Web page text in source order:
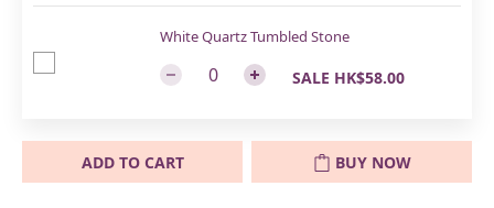
White Quartz Tumbled Stone
SALE HK$58.00
ADD TO CART BUY NOW